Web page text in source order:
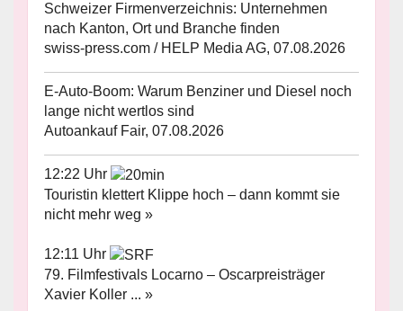
Schweizer Firmenverzeichnis: Unternehmen
nach Kanton, Ort und Branche finden
swiss-press.com / HELP Media AG, 07.08.2026
E-Auto-Boom: Warum Benziner und Diesel noch
lange nicht wertlos sind
Autoankauf Fair, 07.08.2026
12:22 Uhr
Touristin klettert Klippe hoch – dann kommt sie
nicht mehr weg »
12:11 Uhr
79. Filmfestivals Locarno – Oscarpreisträger
Xavier Koller ... »